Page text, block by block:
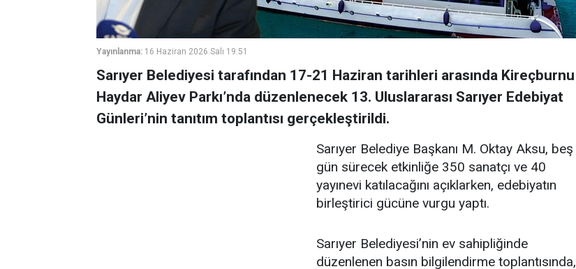
Yayınlanma: 16 Haziran 2026 Salı 19:51
Sarıyer Belediyesi tarafından 17-21 Haziran tarihleri arasında Kireçburnu
Haydar Aliyev Parkı’nda düzenlenecek 13. Uluslararası Sarıyer Edebiyat
Günleri’nin tanıtım toplantısı gerçekleştirildi.
Sarıyer Belediye Başkanı M. Oktay Aksu, beş
gün sürecek etkinliğe 350 sanatçı ve 40
yayınevi katılacağını açıklarken, edebiyatın
birleştirici gücüne vurgu yaptı.
Sarıyer Belediyesi’nin ev sahipliğinde
düzenlenen basın bilgilendirme toplantısında,